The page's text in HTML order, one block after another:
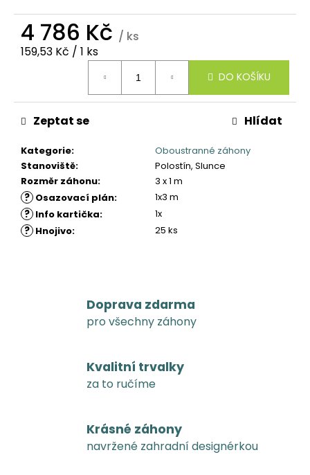
4 786 Kč / ks
Měrná
159,53 Kč / 1 ks
DO KOŠÍKU
Kategorie:
Oboustranné záhony
Stanoviště:
Polostín, Slunce
Rozměr záhonu: 3 x 1 m
? Osazovací plán: 1x3 m
? Info kartička: 1x
? Hnojivo: 25 ks
Zeptat se Hlídat
Doprava zdarma
pro všechny záhony
Kvalitní trvalky
za to ručíme
Krásné záhony
navržené zahradní designérkou